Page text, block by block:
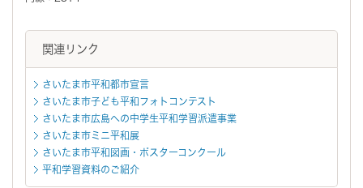
関連リンク
さいたま市平和都市宣言
さいたま市子ども平和フォトコンテスト
さいたま市広島への中学生平和学習派遣事業
さいたま市ミニ平和展
さいたま市平和図画・ポスターコンクール
平和学習資料のご紹介